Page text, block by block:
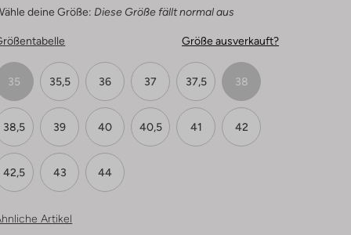
deine Größe: Diese Größe fällt normal aus
Größe ausverkauft?
35 35,5 36 37 37,5 38
38,5 39 40 40,5 41 42
42,5 43 44
Artikel